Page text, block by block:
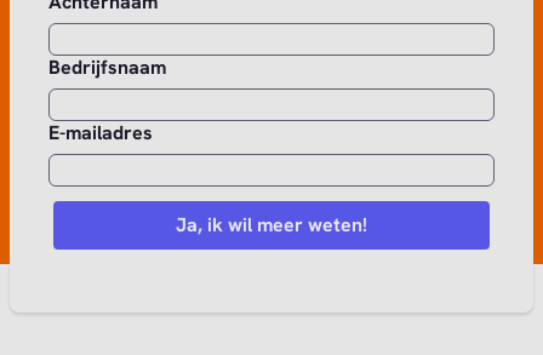
Bedrijfsnaam
E-mailadres